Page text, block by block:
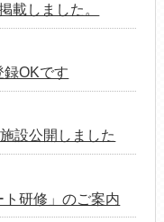
載しました。
録OKです
設公開しました
研修」のご案内